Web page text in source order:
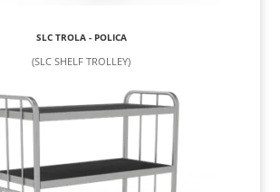
SLC TROLA - POLICA
(SLC SHELF TROLLEY)